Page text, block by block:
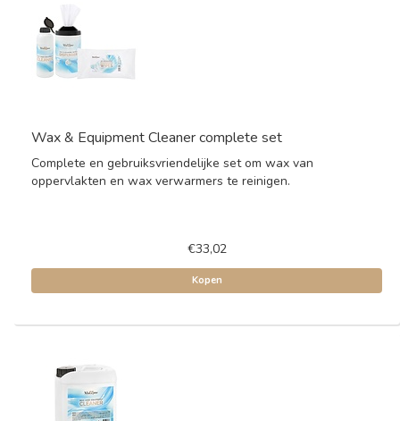
Wax & Equipment Cleaner complete set
Complete en gebruiksvriendelijke set om wax van
oppervlakten en wax verwarmers te reinigen.
€33,02
Kopen